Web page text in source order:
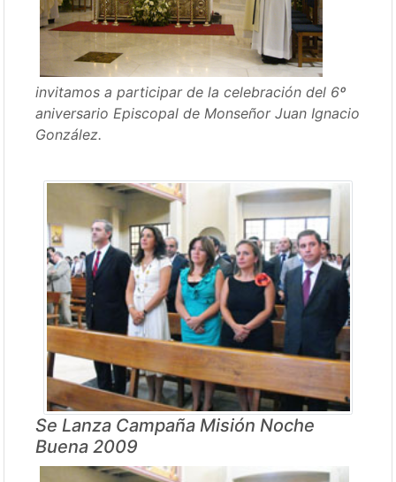
invitamos a participar de la celebración del 6º
aniversario Episcopal de Monseñor Juan Ignacio
González.
Se Lanza Campaña Misión Noche
Buena 2009